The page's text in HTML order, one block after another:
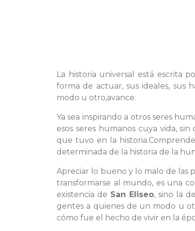
La historia universal está escrita
forma de actuar, sus ideales, sus
modo u otro,avance.
Ya sea inspirando a otros seres
esos seres humanos cuya vida,
que tuvo en la
determinada de la historia de la
Apreciar lo bueno y lo malo de las
transformarse al mundo, es una
existencia de San Eliseo, sino la
gentes a quienes de un modo u
cómo fue el hecho de vivir en la